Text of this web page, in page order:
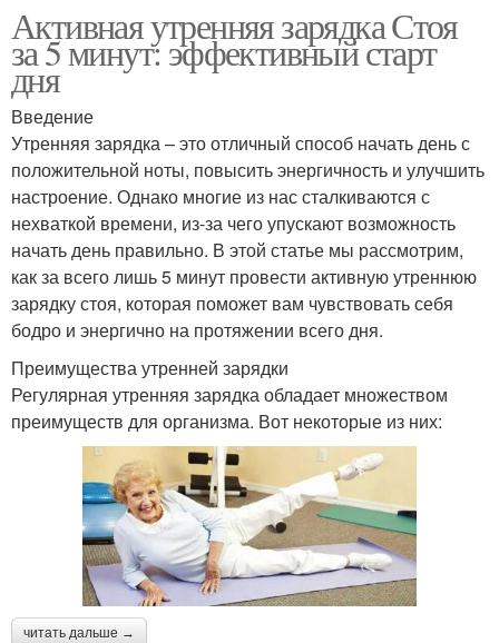
Активная утренняя зарядка Стоя
за 5 минут: эффективный старт
дня
Введение
Утренняя зарядка – это отличный способ начать день с
положительной ноты, повысить энергичность и улучшить
настроение. Однако многие из нас сталкиваются с
нехваткой времени, из-за чего упускают возможность
начать день правильно. В этой статье мы рассмотрим,
как за всего лишь 5 минут провести активную утреннюю
зарядку стоя, которая поможет вам чувствовать себя
бодро и энергично на протяжении всего дня.
Преимущества утренней зарядки
Регулярная утренняя зарядка обладает множеством
преимуществ для организма. Вот некоторые из них:
читать дальше →